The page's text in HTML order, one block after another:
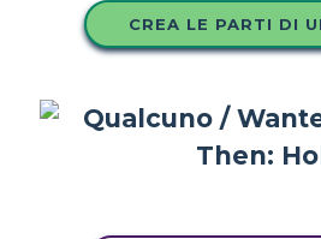
CREA LE PARTI DI